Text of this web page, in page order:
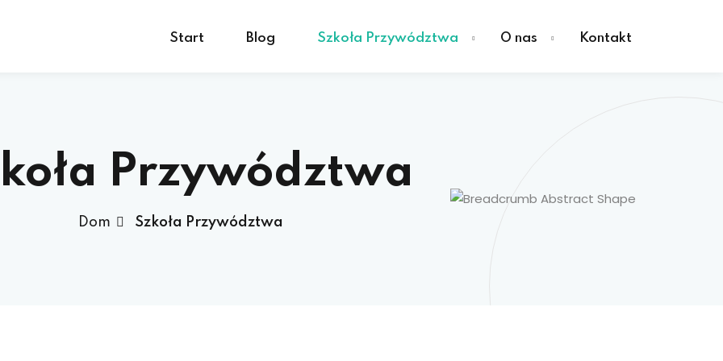
Start Blog Szkoła Przywództwa O nas Kontakt
Przywództwa
Dom Szkoła Przywództwa